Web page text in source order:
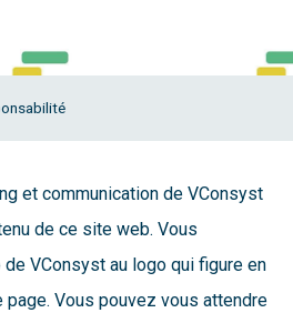
et communication de VConsyst
de ce site web. Vous
VConsyst au logo qui figure en
page. Vous pouvez vous attendre